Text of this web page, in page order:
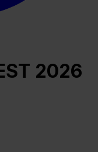
2026